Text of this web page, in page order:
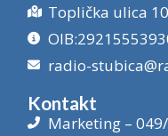
Toplička ulica
radio-
Kontakt
Marketing –